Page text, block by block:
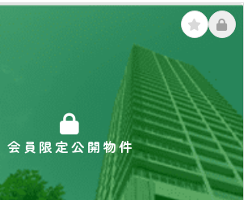
オートロック
会員限定公開物件